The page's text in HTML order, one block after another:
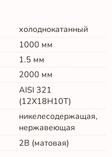
холоднокатанный
1000 мм
1.5 мм
2000 мм
AISI 321
(12Х18Н10Т)
никелесодержащая,
нержавеющая
2B (матовая)